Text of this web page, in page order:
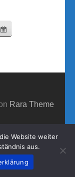
Google-
Rara Theme
Website weiter
aus.